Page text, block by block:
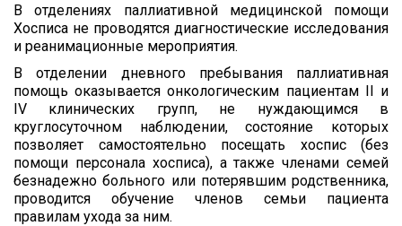
В отделениях паллиативной медицинской помощи
Хосписа не проводятся диагностические исследования
и реанимационные мероприятия.
В отделении дневного пребывания паллиативная
помощь оказывается онкологическим пациентам II и
IV клинических групп, не нуждающимся в
круглосуточном наблюдении, состояние которых
позволяет самостоятельно посещать хоспис (без
помощи персонала хосписа), а также членами семей
безнадежно больного или потерявшим родственника,
проводится обучение членов семьи пациента
правилам ухода за ним.